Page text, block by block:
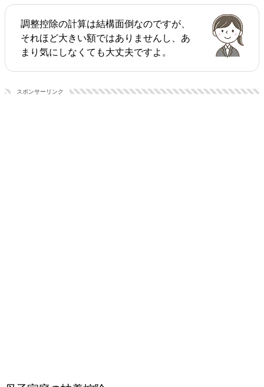
調整控除の計算は結構面倒なのですが、
それほど大きい額ではありませんし、あ
まり気にしなくても大丈夫ですよ。
スポンサーリンク